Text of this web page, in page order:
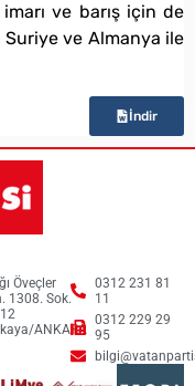
ve barış için de
Suriye ve Almanya ile
İndir
Öveçler
1308. Sok.
ANKARA
0312 231 81
11
0312 229 29
95